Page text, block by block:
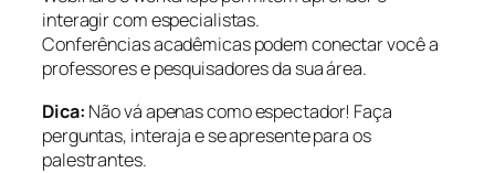
interagir com especialistas.
Conferências acadêmicas podem conectar você a
professores e pesquisadores da sua área.
Dica: Não vá apenas como espectador! Faça
perguntas, interaja e se apresente para os
palestrantes.